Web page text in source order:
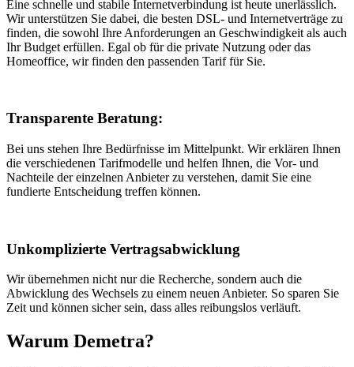
Eine schnelle und stabile Internetverbindung ist heute unerlässlich.
Wir unterstützen Sie dabei, die besten DSL- und Internetverträge zu
finden, die sowohl Ihre Anforderungen an Geschwindigkeit als auch
Ihr Budget erfüllen. Egal ob für die private Nutzung oder das
Homeoffice, wir finden den passenden Tarif für Sie.
Transparente Beratung:
Bei uns stehen Ihre Bedürfnisse im Mittelpunkt. Wir erklären Ihnen
die verschiedenen Tarifmodelle und helfen Ihnen, die Vor- und
Nachteile der einzelnen Anbieter zu verstehen, damit Sie eine
fundierte Entscheidung treffen können.
Unkomplizierte Vertragsabwicklung
Wir übernehmen nicht nur die Recherche, sondern auch die
Abwicklung des Wechsels zu einem neuen Anbieter. So sparen Sie
Zeit und können sicher sein, dass alles reibungslos verläuft.
Warum Demetra?